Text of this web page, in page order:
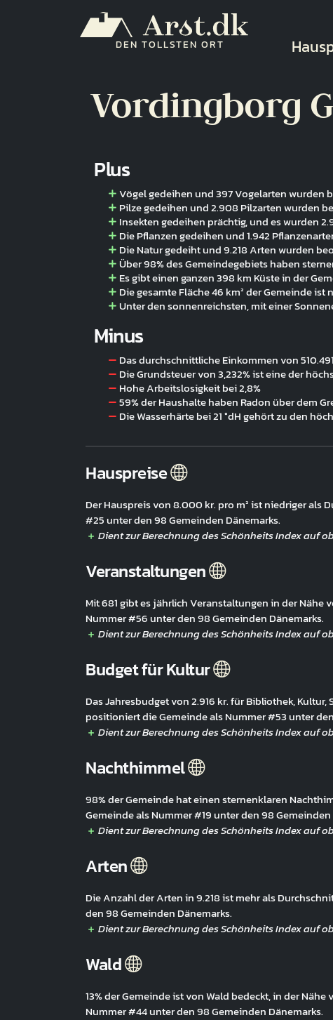
DEN TOLLSTEN ORT
Vordingborg
Plus
Vögel gedeihen und 397 Vogelarten wurden
Pilze gedeihen und 2.908 Pilzarten wurden
Insekten gedeihen prächtig, und es wurden
Die Pflanzen gedeihen und 1.942
Die Natur gedeiht und 9.218 Arten wurden
Über 98% des Gemeindegebiets haben
Es gibt einen ganzen 398 km Küste in der
Die gesamte Fläche 46 km² der Gemeinde ist
Unter den sonnenreichsten, mit einer
Minus
Das durchschnittliche Einkommen von
Die Grundsteuer von 3,232% ist eine der
Hohe Arbeitslosigkeit bei 2,8%
59% der Haushalte haben Radon über dem
Die Wasserhärte bei 21 °dH gehört zu den
Hauspreise
Der Hauspreis von 8.000 kr. pro m² ist niedriger
#25 unter den 98 Gemeinden Dänemarks.
Veranstaltungen
Mit 681 gibt es jährlich Veranstaltungen in der
Nummer #56 unter den 98 Gemeinden Dänemarks.
Budget für Kultur
Das Jahresbudget von 2.916 kr. für Bibliothek,
positioniert die Gemeinde als Nummer #53 unter
Nachthimmel
98% der Gemeinde hat einen sternenklaren
Gemeinde als Nummer #19 unter den 98 Gemeinden
Arten
Die Anzahl der Arten in 9.218 ist mehr als
den 98 Gemeinden Dänemarks.
Wald
13% der Gemeinde ist von Wald bedeckt, in der
Nummer #44 unter den 98 Gemeinden Dänemarks.